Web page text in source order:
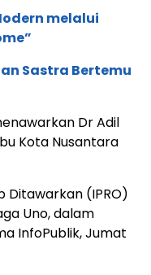
melalui
Sastra Bertemu
Dr Adil
Kota Nusantara
Ditawarkan (IPRO)
Uno, dalam
InfoPublik, Jumat